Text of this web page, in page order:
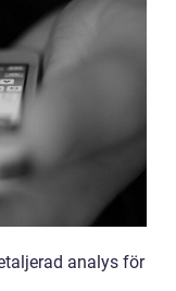
analys för